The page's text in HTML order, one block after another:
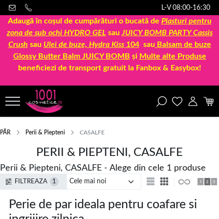
L-V 08:00-16:30
Adaugă în coșul de cumpărături o bucată de Plasturi pentru
zona de sub ochi HYDRO GEL sau JUICY BOMB PARTY Cassis
Crush sau Ulei de buze, Hydra Kiss 104sau Balsam de buze
Glossy Butter Balm JUICY BOMB și Multe alte Produse
beneficiezi de transport gratuit la Fanbox & Easybox!
PĂR Perii & Piepteni CASALFE
PERII & PIEPTENI, CASALFE
Perii & Piepteni, CASALFE - Alege din cele 1 produse
FILTREAZA 1
Perie de par ideala pentru coafare si